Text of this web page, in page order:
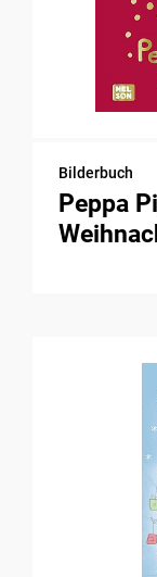
Bilderbuch
Peppa